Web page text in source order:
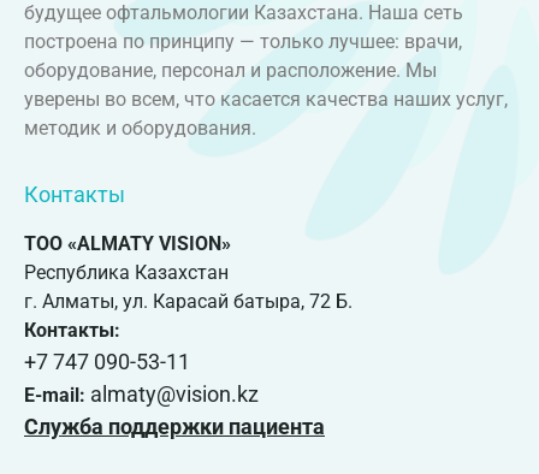
будущее офтальмологии Казахстана. Наша сеть
построена по принципу — только лучшее: врачи,
оборудование, персонал и расположение. Мы
уверены во всем, что касается качества наших услуг,
методик и оборудования.
Контакты
ТОО «ALMATY VISION»
Республика Казахстан
г. Алматы, ул. Карасай батыра, 72 Б.
Контакты:
+7 747 090-53-11
E-mail: almaty@vision.kz
Служба поддержки пациента